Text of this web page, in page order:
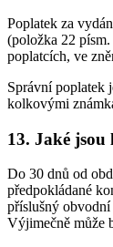
Poplatek za
(položka 22
poplatcích, ve
Správní poplatek
kolkovými
13. Jaké
Do 30 dnů od
předpokládané
příslušný obvodní
Výjimečně může